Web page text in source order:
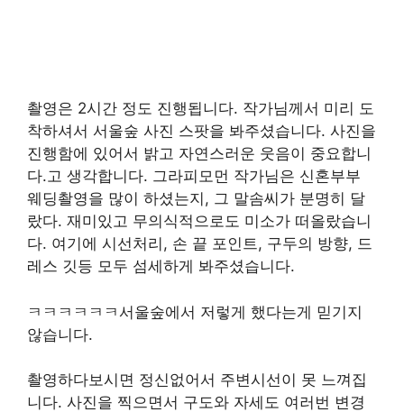
촬영은 2시간 정도 진행됩니다. 작가님께서 미리 도
착하셔서 서울숲 사진 스팟을 봐주셨습니다. 사진을
진행함에 있어서 밝고 자연스러운 웃음이 중요합니
다.고 생각합니다. 그라피모먼 작가님은 신혼부부
웨딩촬영을 많이 하셨는지, 그 말솜씨가 분명히 달
랐다. 재미있고 무의식적으로도 미소가 떠올랐습니
다. 여기에 시선처리, 손 끝 포인트, 구두의 방향, 드
레스 깃등 모두 섬세하게 봐주셨습니다.
ㅋㅋㅋㅋㅋㅋ서울숲에서 저렇게 했다는게 믿기지
않습니다.
촬영하다보시면 정신없어서 주변시선이 못 느껴집
니다. 사진을 찍으면서 구도와 자세도 여러번 변경